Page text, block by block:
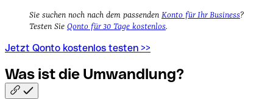
Sie suchen noch nach dem passenden Konto für Ihr Business?
Testen Sie Qonto für 30 Tage kostenlos.
Jetzt Qonto kostenlos testen >>
Was ist die Umwandlung?